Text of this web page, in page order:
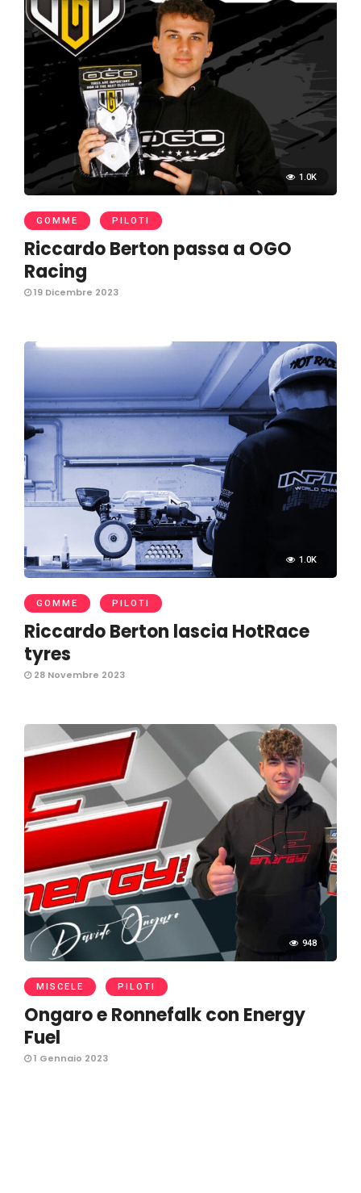
1.0K
GOMME PILOTI
Riccardo Berton passa a OGO
Racing
19 Dicembre 2023
1.0K
GOMME PILOTI
Riccardo Berton lascia HotRace
tyres
28 Novembre 2023
948
MISCELE PILOTI
Ongaro e Ronnefalk con Energy
Fuel
1 Gennaio 2023